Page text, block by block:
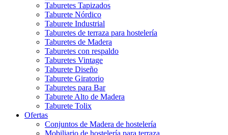
Taburetes Tapizados
Taburete Nórdico
Taburete Industrial
Taburetes de terraza para hostelería
Taburetes de Madera
Taburetes con respaldo
Taburetes Vintage
Taburete Diseño
Taburete Giratorio
Taburetes para Bar
Taburete Alto de Madera
Taburete Tolix
Ofertas
Conjuntos de Madera de hostelería
Mobiliario de hostelería para terraza